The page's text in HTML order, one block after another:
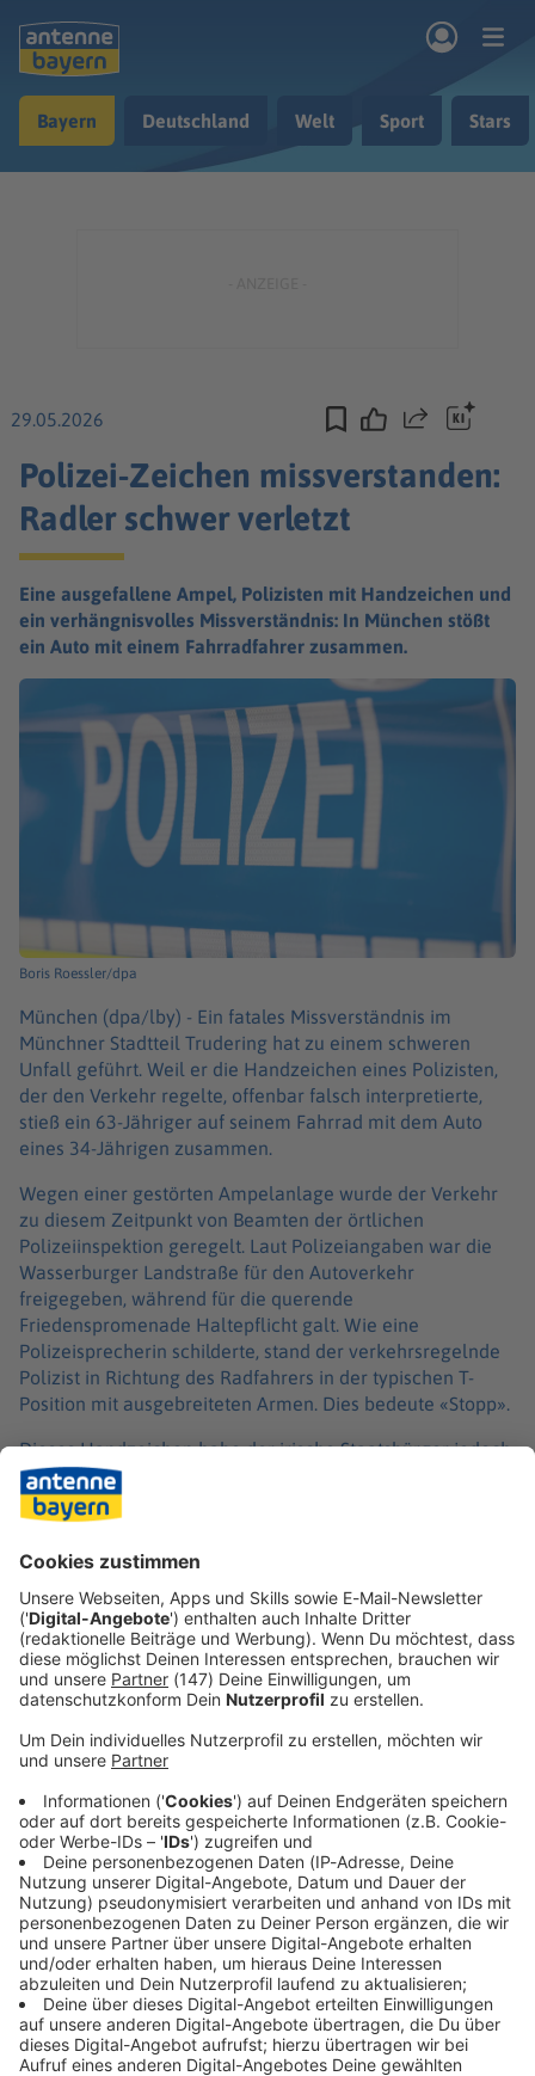
Musik & Radio
Bayern Deutschland Welt Sport Stars
29.05.2026 Teilen
Polizei-Zeichen missverstanden:
Radler schwer verletzt
Eine ausgefallene Ampel, Polizisten mit Handzeichen und
ein verhängnisvolles Missverständnis: In München stößt
ein Auto mit einem Fahrradfahrer zusammen.
Boris Roessler/dpa
München (dpa/lby) - Ein fatales Missverständnis im
Münchner Stadtteil Trudering hat zu einem schweren
Unfall geführt. Weil er die Handzeichen eines Polizisten,
der den Verkehr regelte, offenbar falsch interpretierte,
stieß ein 63-Jähriger auf seinem Fahrrad mit dem Auto
eines 34-Jährigen zusammen.
Wegen einer gestörten Ampelanlage wurde der Verkehr
zu diesem Zeitpunkt von Beamten der örtlichen
Polizeiinspektion geregelt. Laut Polizeiangaben war die
Wasserburger Landstraße für den Autoverkehr
freigegeben, während für die querende
Friedenspromenade Haltepflicht galt. Wie eine
Polizeisprecherin schilderte, stand der verkehrsregelnde
Polizist in Richtung des Radfahrers in der typischen T-
Position mit ausgebreiteten Armen. Dies bedeute «Stopp».
Dieses Handzeichen habe der irische Staatsbürger jedoch
missverstanden und die Straße mit seinem Rad überquert.
Daraufhin habe der herannahende 34-Jährige eine
Kollision im Kreuzungsbereich nicht mehr verhindern
können. Bei dem Zusammenstoß zog sich der Radfahrer
in eine Klinik bringen musste. Unverletzt blieben hingegen
der Autofahrer sowie ein weiterer Insasse.